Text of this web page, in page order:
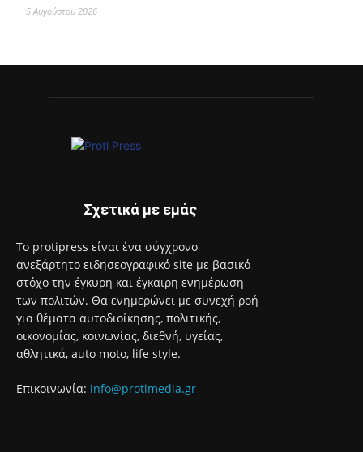
5 Αυγούστου 2026
Σχετικά με εμάς
Το protipress είναι ένα σύγχρονο
ανεξάρτητο ειδησεογραφικό site με βασικό
στόχο την έγκυρη και έγκαιρη ενημέρωση
των πολιτών. Θα ενημερώνει με συνεχή ροή
για θέματα αυτοδιοίκησης, πολιτικής,
οικονομίας, κοινωνίας, διεθνή, υγείας,
αθλητικά, auto moto, life style.
Επικοινωνία: info@protimedia.gr